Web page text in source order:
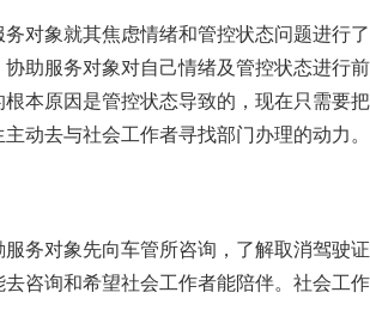
对象就其焦虑情绪和管控状态问题进行
助服务对象对自己情绪及管控状态进行
本原因是管控状态导致的，现在只需要
动去与社会工作者寻找部门办理的动力。
务对象先向车管所咨询，了解取消驾驶
咨询和希望社会工作者能陪伴。社会工